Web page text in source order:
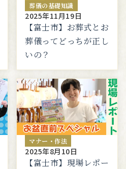
葬儀の基礎知識
2025年11月19日
【富士市】お葬式とお
葬儀ってどっちが正し
いの？
マナー・作法
2025年8月10日
【富士市】現場レポー